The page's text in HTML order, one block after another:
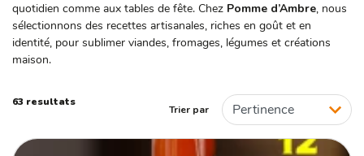
MARQUE
A l'Olivier
Belazu
Maison Martin
quotidien comme aux tables de fête. Chez Pomme d’Ambre, nous
sélectionnons des recettes artisanales, riches en goût et en
identité, pour sublimer viandes, fromages, légumes et créations
maison.
63 resultats
Trier par